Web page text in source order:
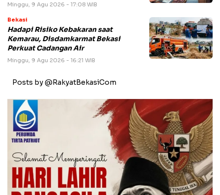
Minggu, 9 Agu 2026 - 17:08 WIB
Bekasi
Hadapi Risiko Kebakaran saat
Kemarau, Disdamkarmat Bekasi
Perkuat Cadangan Air
Minggu, 9 Agu 2026 - 16:21 WIB
Posts by @RakyatBekasiCom